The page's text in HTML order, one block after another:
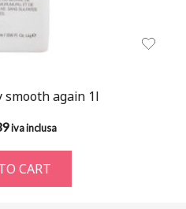
smooth again 1l
iva inclusa
CART